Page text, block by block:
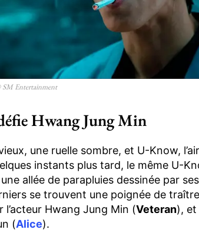
Entertainment
Hwang Jung Min
une ruelle sombre, et U-Know,
instants plus tard, le même U-
allée de parapluies dessinée par
se trouvent une poignée de
l’acteur Hwang Jung Min (Veteran), et
(Alice).